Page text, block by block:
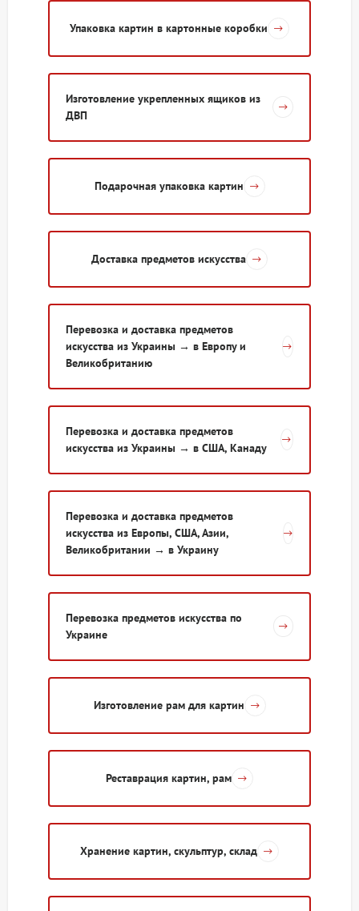
Упаковка картин в картонные коробки
Изготовление укрепленных ящиков из
ДВП
​Подарочная упаковка картин
Доставка предметов искусства
Перевозка и доставка предметов
искусства из Украины → в Европу и
Великобританию
Перевозка и доставка предметов
искусства из Украины → в США, Канаду
Перевозка и доставка предметов
искусства из Европы, США, Азии,
Великобритании → в Украину
Перевозка предметов искусства по
Украине
Изготовление рам для картин
Реставрация картин, рам
Хранение картин, скульптур, склад